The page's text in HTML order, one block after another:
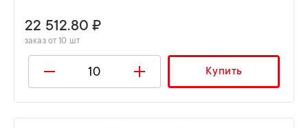
22 512.80 ₽
заказ от 10 шт
Купить